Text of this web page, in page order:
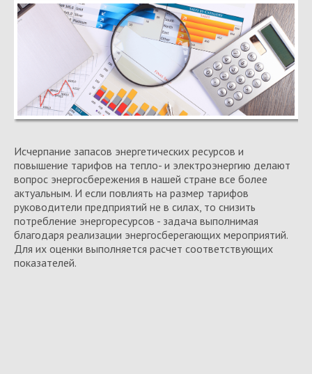
Исчерпание запасов энергетических ресурсов и
повышение тарифов на тепло- и электроэнергию делают
вопрос энергосбережения в нашей стране все более
актуальным. И если повлиять на размер тарифов
руководители предприятий не в силах, то снизить
потребление энергоресурсов - задача выполнимая
благодаря реализации энергосберегающих мероприятий.
Для их оценки выполняется расчет соответствующих
показателей.